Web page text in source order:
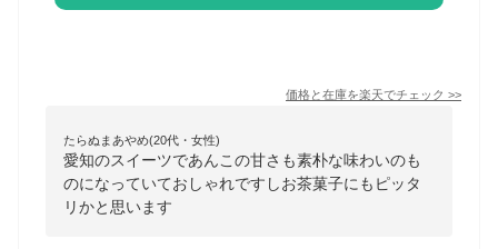
価格と在庫を楽天でチェック >>
たらぬまあやめ(20代・女性)
愛知のスイーツであんこの甘さも素朴な味わいのも
のになっていておしゃれですしお茶菓子にもピッタ
リかと思います